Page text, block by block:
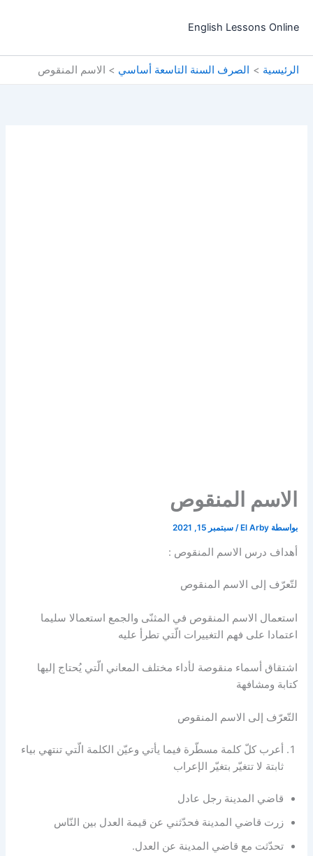
إلىEnglish Lessons Online
الرئيسية الصرف السنة التاسعة أساسي الاسم المنقوص
الاسم المنقوص
بواسطة El Arby
/سبتمبر 15, 2021
أهداف درس الاسم المنقوص :
لتّعرّف إلى الاسم المنقوص
استعمال الاسم المنقوص في المثنّى والجمع استعمالا سليما
اعتمادا على فهم التغييرات الّتي تطرأ عليه
اشتقاق أسماء منقوصة لأداء مختلف المعاني الّتي يُحتاج إليها
كتابة ومشافهة
التّعرّف إلى الاسم المنقوص
أعرب كلّ كلمة مسطّرة فيما يأتي وعيّن الكلمة الّتي تنتهي بياء
ثابتة لا تتغيّر بتغيّر الإعراب
قاضي المدينة رجل عادل
زرت قاضي المدينة فحدّثني عن قيمة العدل بين النّاس
تحدّثت مع قاضي المدينة عن العدل.